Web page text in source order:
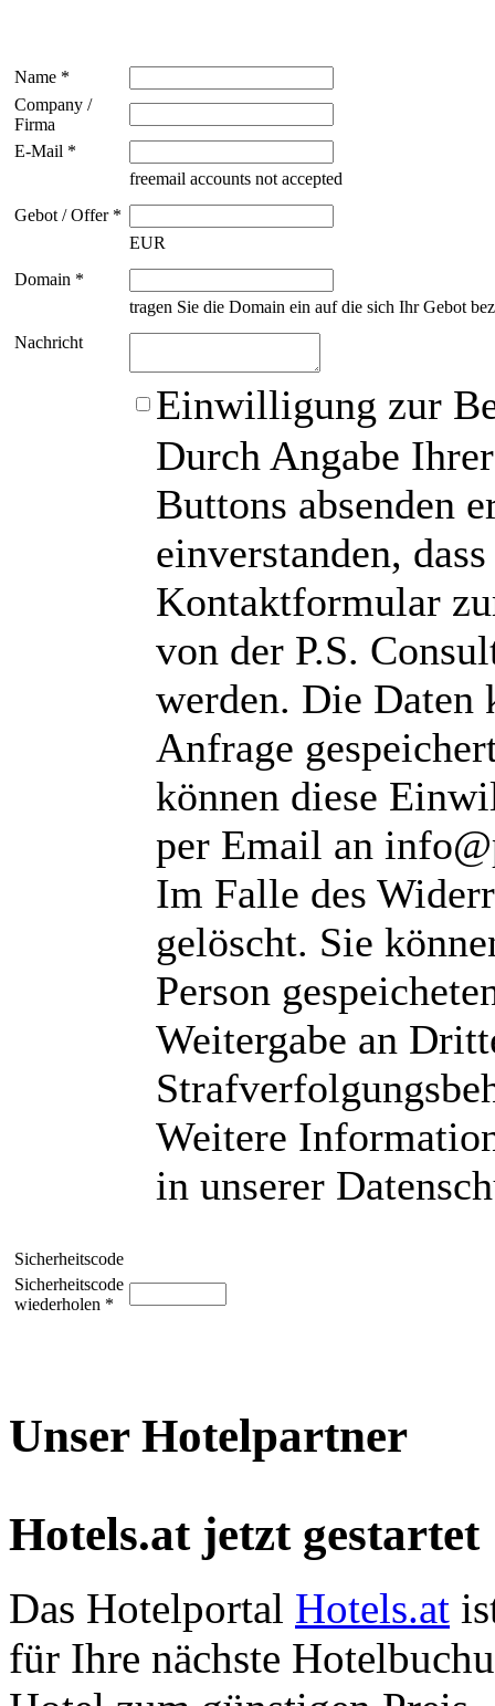
Name *
Company /
Firma
E-Mail *
freemail accounts not accepted
Gebot / Offer *
EUR
Domain *
tragen Sie die Domain ein auf die sich Ihr Gebot
Nachricht
Einwilligung zur
Durch Angabe
Buttons absenden
einverstanden,
Kontaktformular
von der P.S.
werden. Die Daten
Anfrage
können diese
per Email an
Im Falle des
gelöscht. Sie
Person
Weitergabe an
Weitere
in unserer
Sicherheitscode
Sicherheitscode
wiederholen *
Unser Hotelpartner
Hotels.at jetzt gestartet
Das Hotelportal Hotels.at
für Ihre nächste